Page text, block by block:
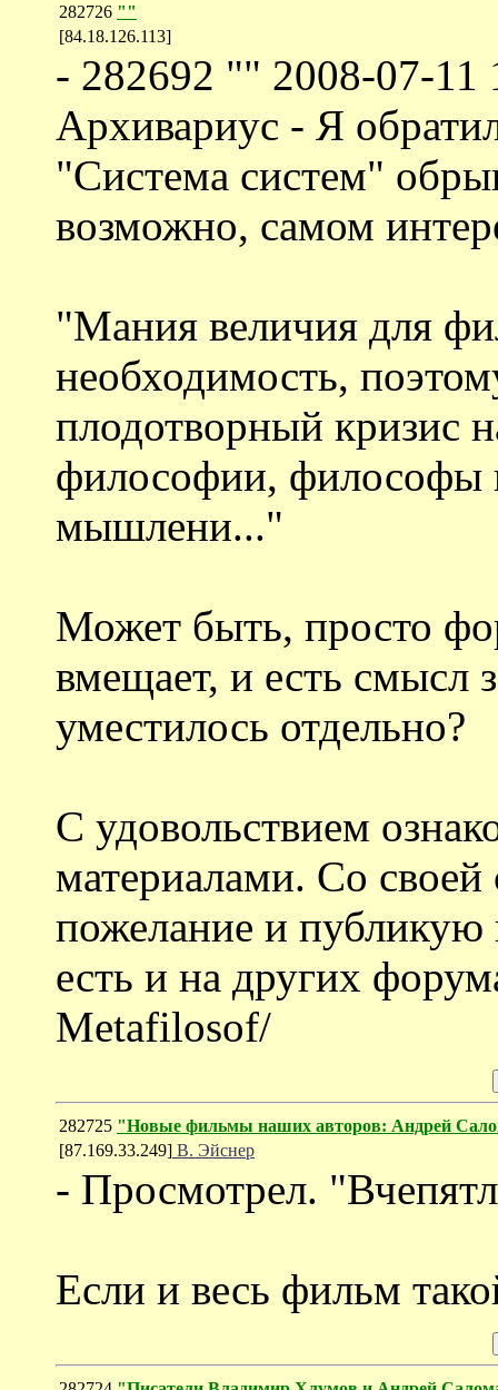
282726 ""
[84.18.126.113]
- 282692 "" 2008-07-11
Архивариус - Я
"Система систем"
возможно, самом
"Мания величия для
необходимость,
плодотворный кризис
философии, философы
мышлени..."
Может быть, просто
вмещает, и есть смысл
уместилось отдельно?
С удовольствием
материалами. Со
пожелание и публикую
есть и на других
Metafilosof/
282725 "Новые фильмы наших авторов: Андрей
[87.169.33.249] В. Эйснер
- Просмотрел.
Если и весь фильм